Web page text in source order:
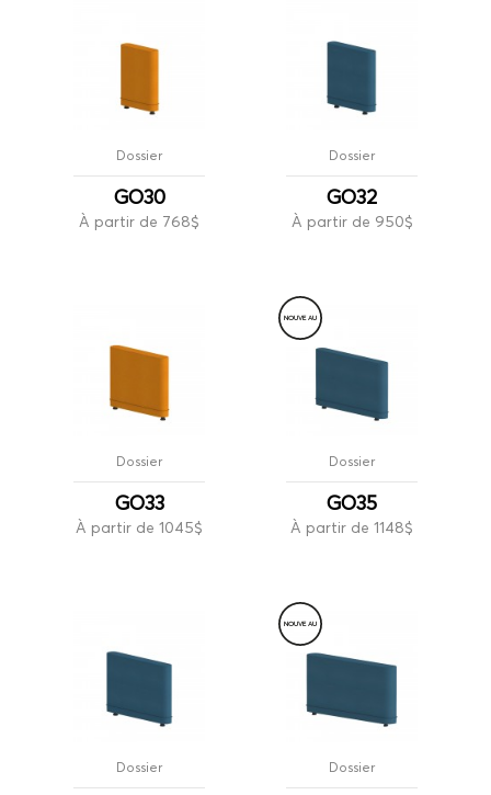
Dossier
GO30
À partir de 768$
Dossier
GO32
À partir de 950$
Dossier
GO33
À partir de 1045$
NOUVEAU
Dossier
GO35
À partir de 1148$
Dossier
NOUVEAU
Dossier